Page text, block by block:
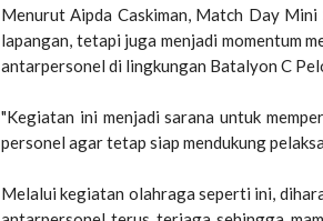
Menurut Aipda Caskiman, Match Day Mini
lapangan, tetapi juga menjadi momentum
antarpersonel di lingkungan Batalyon C
"Kegiatan ini menjadi sarana untuk
personel agar tetap siap mendukung
Melalui kegiatan olahraga seperti ini,